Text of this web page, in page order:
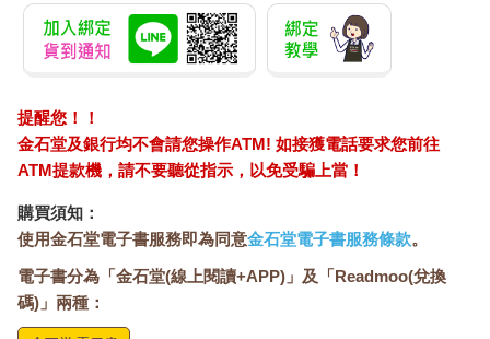
慷慨激昂地推銷這本書，重申他在書面報告中的賣力推薦。他
說，這本書是驚人的成就，簡直無與倫比。至於資金方面，卡麥
隆不認為製作成本高昂和連帶導致的高零售定價會妨礙銷售。卡
責。
卡麥隆滔滔不絕時，布蘭奇・克諾夫氣得坐立難安。茱蒂絲是她
的人，而布蘭奇最不需要的就是某本愚蠢的食譜書占用她的執行
編輯的時間。最後，布蘭奇終於受夠了，她推開自己的椅子，氣
呼呼地離開會議室。會議一瞬間陷入沉默，接著阿弗雷・克諾夫
開口說話。「好吧，」他生硬地說，鬍子的兩端露出一抹微笑，
「我們就給瓊斯女士一個機會試試吧！」
卡麥隆告訴茱蒂絲這個消息時，她歡欣鼓舞。她馬上寫信給茱莉
亞・柴爾德。「我們公司剛批准了對柴爾德、貝克和貝賀托勒作
品的出版提案。」克諾夫出版社出價一千五百美元購買這本書的
提醒您！！
金石堂及銀行均不會請您操作ATM! 如接獲電話要求您前往
ATM提款機，請不要聽從指示，以免受騙上當！
購買須知：
使用金石堂電子書服務即為同意金石堂電子書服務條款。
電子書分為「金石堂(線上閱讀+APP)」及「Readmoo(兌換
碼)」兩種：